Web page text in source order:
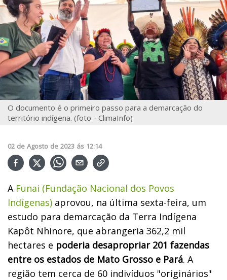
O documento é o primeiro passo para a demarcação do
território indígena. (foto - ClimaInfo)
02 de Agosto de 2023 ás 12:14
A Funai (Fundação Nacional dos Povos
Indígenas) aprovou, na última sexta-feira, um
estudo para demarcação da Terra Indígena
Kapôt Nhinore, que abrangeria 362,2 mil
hectares e poderia desapropriar 201 fazendas
entre os estados de Mato Grosso e Pará. A
região tem cerca de 60 indivíduos "originários"